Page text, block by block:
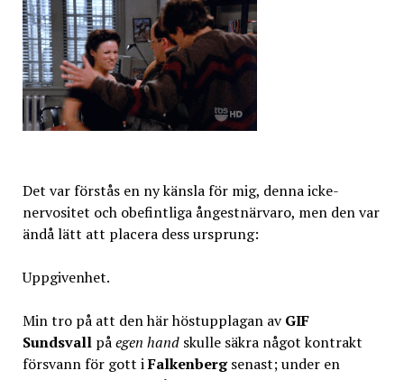
Det var förstås en ny känsla för mig, denna icke-
nervositet och obefintliga ångestnärvaro, men den var
ändå lätt att placera dess ursprung:
Uppgivenhet.
Min tro på att den här höstupplagan avGIF
Sundsvallpåegen handskulle säkra något kontrakt
försvann för gott iFalkenbergsenast; under en